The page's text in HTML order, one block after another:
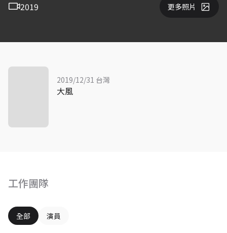
2019 更多照片
工作團隊
全部 演員
2019/12/31 台灣
大風